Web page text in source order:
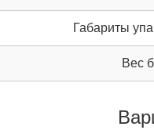
Габариты
Вес